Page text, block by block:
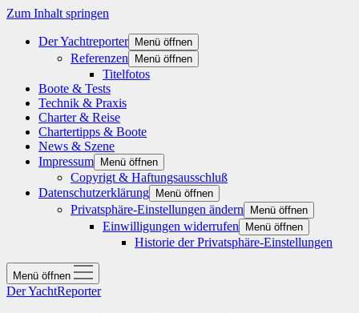
Zum Inhalt springen
Der Yachtreporter Menü öffnen
Referenzen Menü öffnen
Titelfotos
Boote & Tests
Technik & Praxis
Charter & Reise
Chartertipps & Boote
News & Szene
Impressum
Menü öffnen
Copyrigt & Haftungsausschluß
Datenschutzerklärung
Menü öffnen
Privatsphäre-Einstellungen ändern Menü öffnen
Einwilligungen widerrufen Menü öffnen
Historie der Privatsphäre-Einstellungen
Menü öffnen
Der YachtReporter